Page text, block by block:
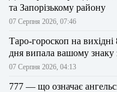
та Запорізькому району
07 Серпня 2026, 07:46
Таро-гороскоп на вихідні
дня випала вашому знаку
07 Серпня 2026, 04:13
777 — що означає